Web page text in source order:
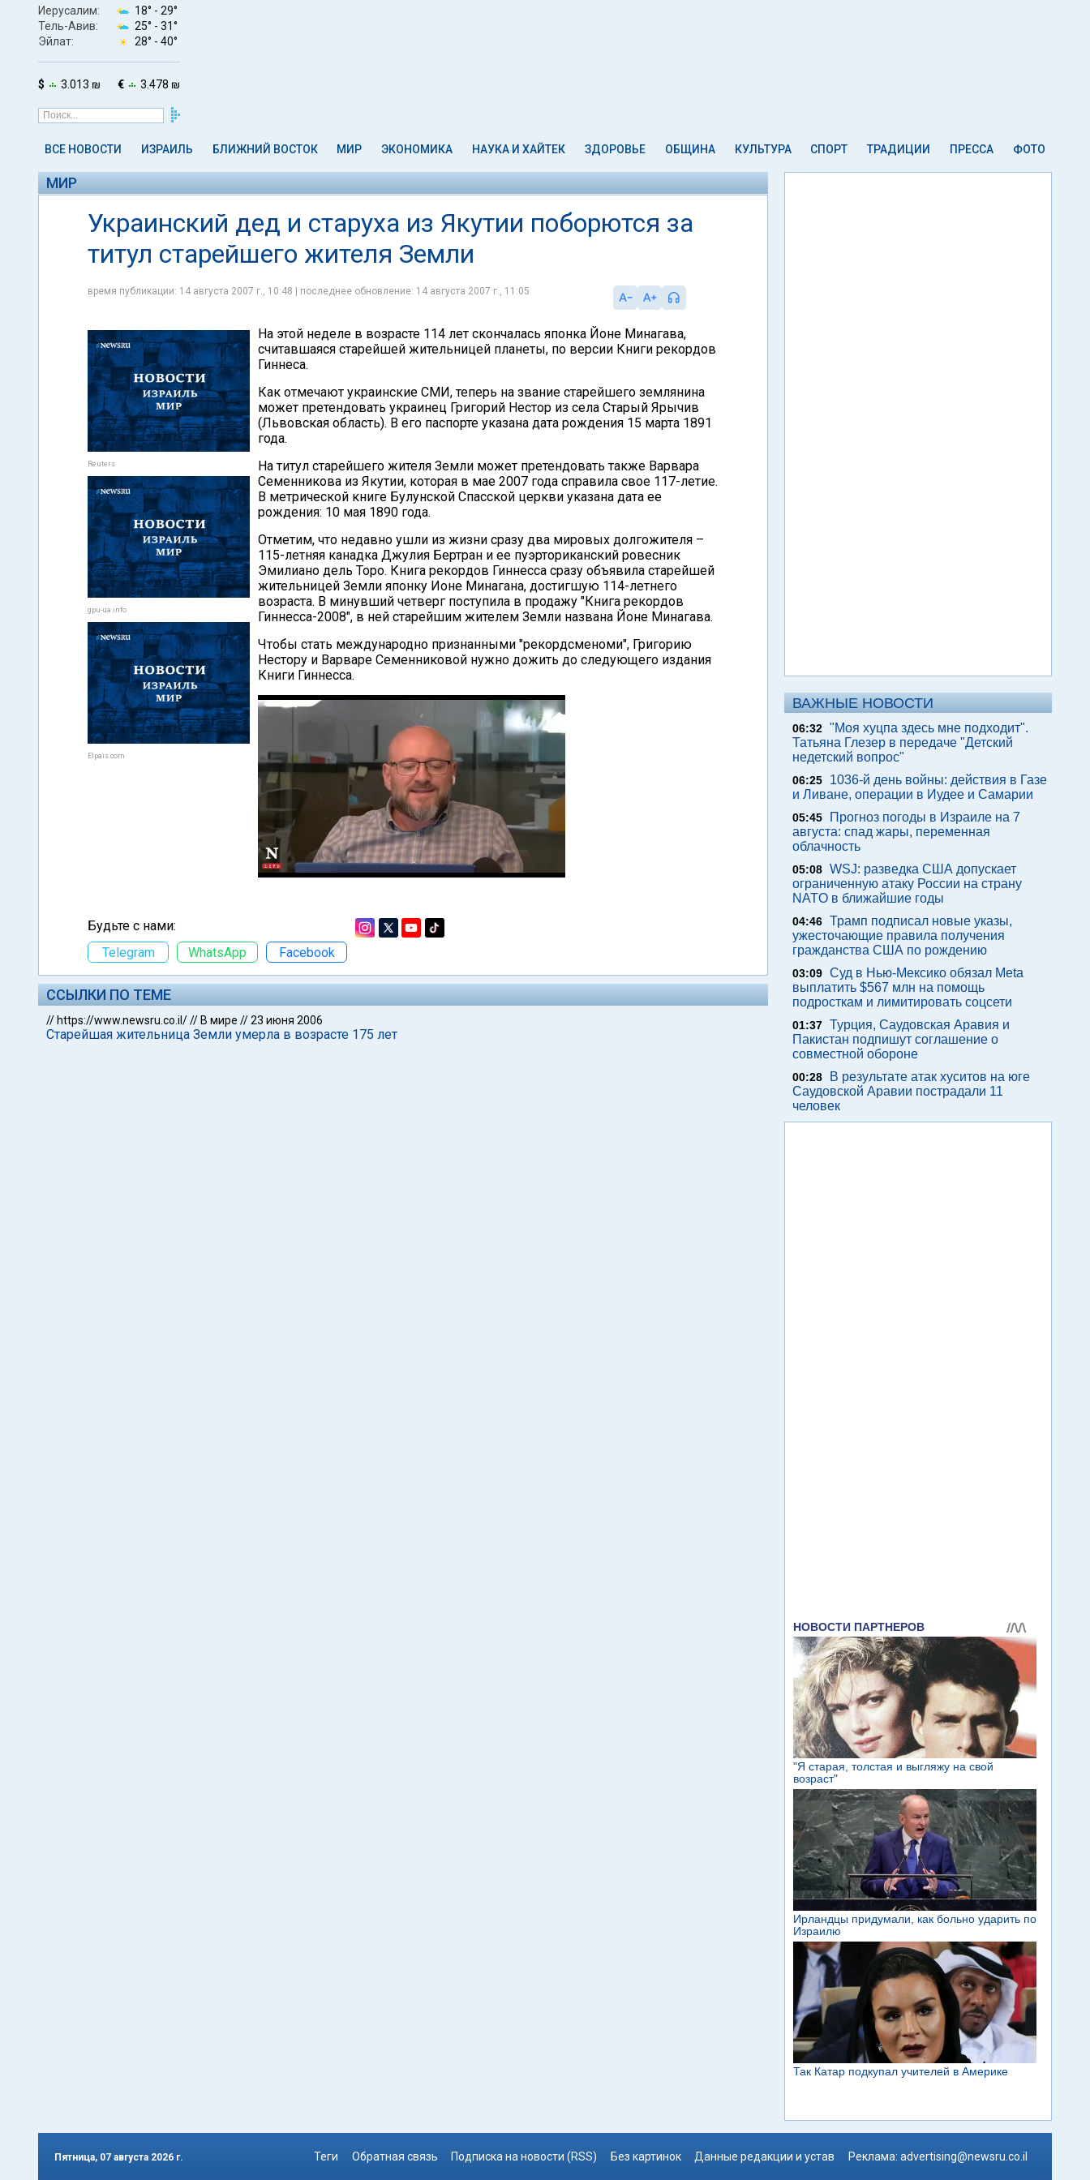
Иерусалим: 18° - 29°
Тель-Авив:
25° - 31°
Эйлат:
28° - 40°
$ 3.013 ₪ € 3.478 ₪
ВСЕ НОВОСТИ ИЗРАИЛЬ БЛИЖНИЙ ВОСТОК МИР ЭКОНОМИКА НАУКА И ХАЙТЕК ЗДОРОВЬЕ ОБЩИНА КУЛЬТУРА СПОРТ ТРАДИЦИИ ПРЕССА ФОТО
МИР
Украинский дед и старуха из Якутии поборются за
титул старейшего жителя Земли
время публикации: 14 августа 2007 г., 10:48 | последнее обновление: 14 августа 2007 г., 11:05
Reuters
gpu-ua.info
Elpais.com
На этой неделе в возрасте 114 лет скончалась японка Йоне Минагава,
считавшаяся старейшей жительницей планеты, по версии Книги рекордов
Гиннеса.
Как отмечают украинские СМИ, теперь на звание старейшего землянина
может претендовать украинец Григорий Нестор из села Старый Ярычив
(Львовская область). В его паспорте указана дата рождения 15 марта 1891
года.
На титул старейшего жителя Земли может претендовать также Варвара
Семенникова из Якутии, которая в мае 2007 года справила свое 117-летие.
В метрической книге Булунской Спасской церкви указана дата ее
рождения: 10 мая 1890 года.
Отметим, что недавно ушли из жизни сразу два мировых долгожителя –
115-летняя канадка Джулия Бертран и ее пуэрториканский ровесник
Эмилиано дель Торо. Книга рекордов Гиннесса сразу объявила старейшей
жительницей Земли японку Ионе Минагана, достигшую 114-летнего
возраста. В минувший четверг поступила в продажу "Книга рекордов
Гиннесса-2008", в ней старейшим жителем Земли названа Йоне Минагава.
Чтобы стать международно признанными "рекордсменоми", Григорию
Нестору и Варваре Семенниковой нужно дожить до следующего издания
Книги Гиннесса.
Будьте с нами:
Telegram
WhatsApp Facebook
ССЫЛКИ ПО ТЕМЕ
// https://www.newsru.co.il/// В мире //23 июня 2006
Старейшая жительница Земли умерла в возрасте 175 лет
ВАЖНЫЕ НОВОСТИ
06:32 "Моя хуцпа здесь мне подходит".
Татьяна Глезер в передаче "Детский
недетский вопрос"
06:25
1036-й день войны: действия в Газе
и Ливане, операции в Иудее и Самарии
05:45
Прогноз погоды в Израиле на 7
августа: спад жары, переменная
облачность
05:08 WSJ: разведка США допускает
ограниченную атаку России на страну
NATO в ближайшие годы
04:46 Трамп подписал новые указы,
ужесточающие правила получения
гражданства США по рождению
03:09 Суд в Нью-Мексико обязал Meta
выплатить $567 млн на помощь
подросткам и лимитировать соцсети
01:37 Турция, Саудовская Аравия и
Пакистан подпишут соглашение о
совместной обороне
00:28
В результате атак хуситов на юге
Саудовской Аравии пострадали 11
человек
Пятница, 07 августа 2026 г. Теги Обратная связь Подписка на новости (RSS) Без картинок Данные редакции и устав Реклама: advertising@newsru.co.il